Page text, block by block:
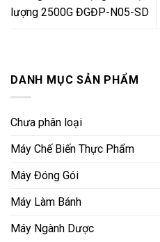
lượng 2500G ĐGĐP-N05-SD
DANH MỤC SẢN PHẨM
Chưa phân loại
Máy Chế Biến Thực Phẩm
Máy Đóng Gói
Máy Làm Bánh
Máy Ngành Dược